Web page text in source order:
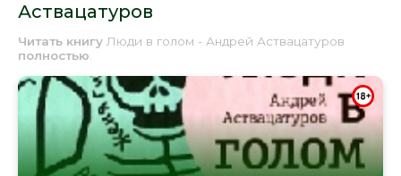
Аствацатуров
Читать книгу Люди в голом - Андрей Аствацатуров
полностью